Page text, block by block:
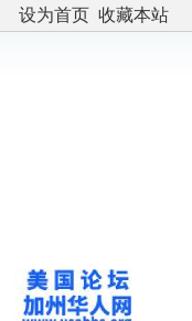
设为首页 收藏本站